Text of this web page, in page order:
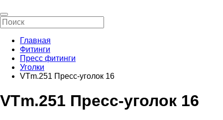
Главная
Фитинги
Пресс фитинги
Уголки
VTm.251 Пресс-уголок 16
VTm.251 Пресс-уголок 16